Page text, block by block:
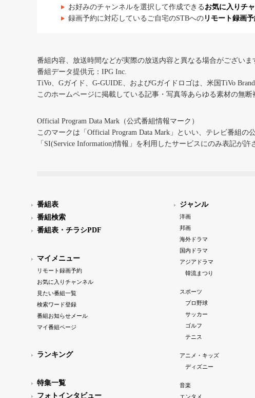
お好みのチャンネルを選択して作成できる お気に入りチ
録画予約に対応しているご自宅のSTBへの リモート録画
番組内容、放送時間などが実際の放送内容と異なる場合がございま
番組データ提供元：IPG Inc.
TiVo、Gガイド、G-GUIDE、およびGガイドロゴは、米国TiVo
このホームページに掲載している記事・写真等あらゆる素材の無断
Official Program Data Mark（公式番組情報マーク）
このマークは「Official Program Data Mark」といい、テレビ番組の
「SI(Service Information)情報」を利用したサービスにのみ表記が許
番組表
番組検索
番組表・チラシPDF
マイメニュー
リモート録画予約
お気に入りチャンネル
見たい番組一覧
検索ワード登録
番組お知らせメール
マイ番組ページ
ランキング
特集一覧
フォトインタビュー
ジャンル
洋画
邦画
海外ドラマ
国内ドラマ
アジアドラマ
韓流まつり
スポーツ
プロ野球
サッカー
ゴルフ
テニス
アニメ・キッズ
ディズニー
音楽
エンタメ